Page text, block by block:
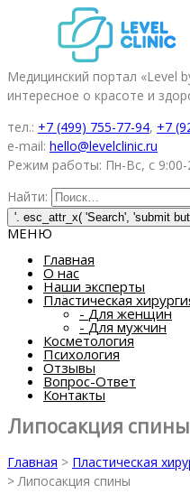
Медицинский портал «Level
интересное о красоте и
тел.: +7 (499) 755-77-94, +7
e-mail: hello@levelclinic.ru
Режим работы: Пн-Вс, с 9:00-
Найти:
МЕНЮ
Главная
О нас
Наши эксперты
Пластическая
- Для женщин
- Для мужчин
Косметология
Психология
Отзывы
Вопрос-Ответ
Контакты
Липосакция спины
Главная > Пластическая
>Липосакция спины